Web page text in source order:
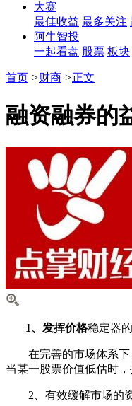
大赛
最佳收益 最多关注
阿牛智投
一起看盘 股票 板块
首页 >财商 >正文
融资融券的
1、发挥价格稳定器
在完善的市场体系下，
当某一股票价值低估时
2、有效缓解市场的